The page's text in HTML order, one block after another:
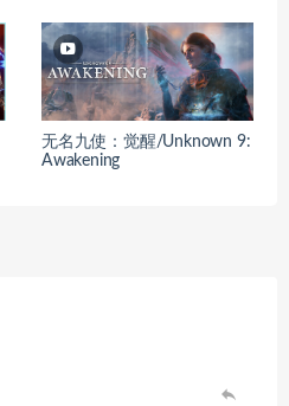
无名九使：觉醒/Unknown 9:
Awakening